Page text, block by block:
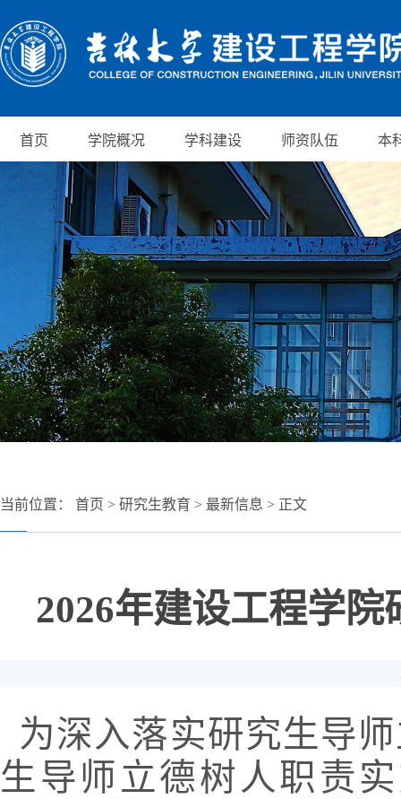
首页 学院概况 学科建设 师资队伍 本
当前位置： 首页 > 研究生教育 > 最新信息 > 正文
2026年建设工程学
为深入落实研究生导
生导师立德树人职责